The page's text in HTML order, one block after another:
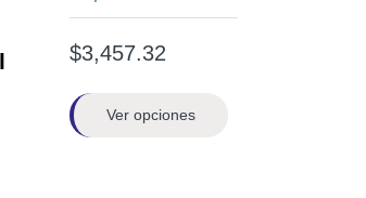
$3,457.32
Ver opciones